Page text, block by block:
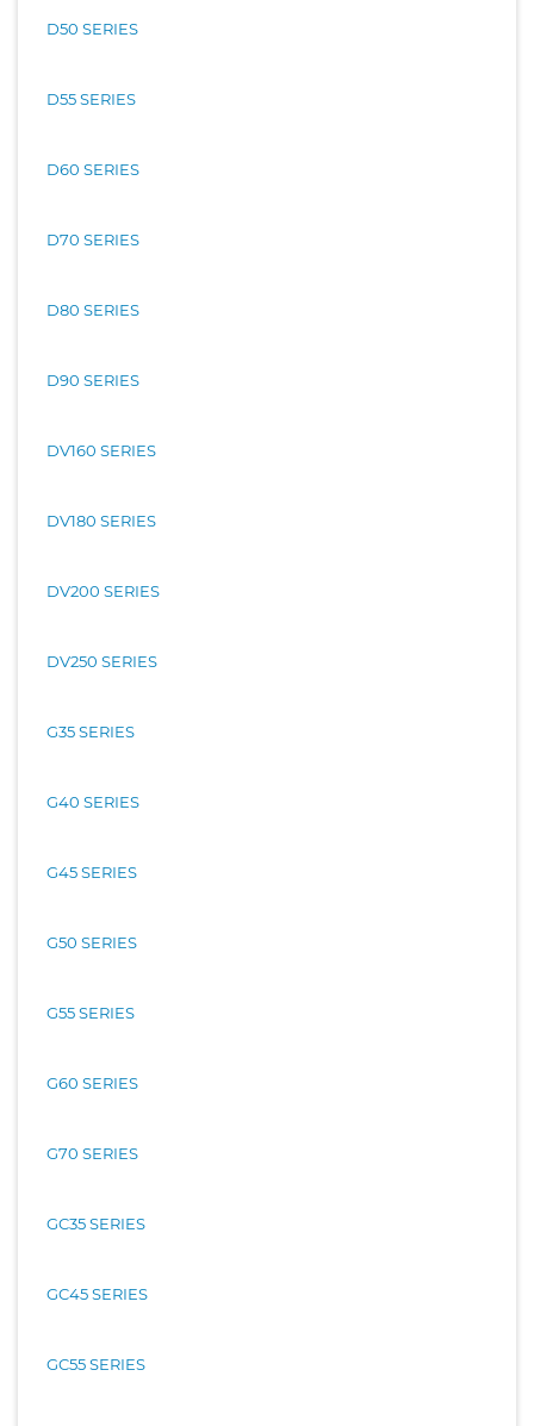
D50 SERIES
D55 SERIES
D60 SERIES
D70 SERIES
D80 SERIES
D90 SERIES
DV160 SERIES
DV180 SERIES
DV200 SERIES
DV250 SERIES
G35 SERIES
G40 SERIES
G45 SERIES
G50 SERIES
G55 SERIES
G60 SERIES
G70 SERIES
GC35 SERIES
GC45 SERIES
GC55 SERIES